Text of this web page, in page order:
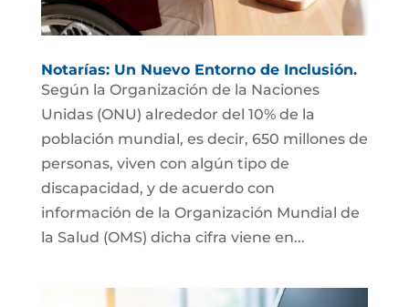
Notarías: Un Nuevo Entorno de Inclusión.
Según la Organización de la Naciones
Unidas (ONU) alrededor del 10% de la
población mundial, es decir, 650 millones de
personas, viven con algún tipo de
discapacidad, y de acuerdo con
información de la Organización Mundial de
la Salud (OMS) dicha cifra viene en...